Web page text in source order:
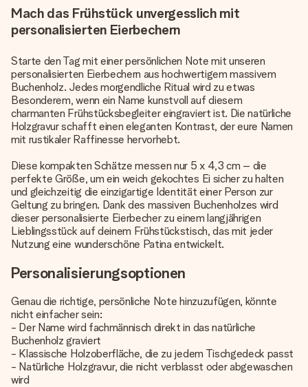
Mach das Frühstück unvergesslich mit
personalisierten Eierbechern
Starte den Tag mit einer persönlichen Note mit unseren
personalisierten Eierbechern aus hochwertigem massivem
Buchenholz. Jedes morgendliche Ritual wird zu etwas
Besonderem, wenn ein Name kunstvoll auf diesem
charmanten Frühstücksbegleiter eingraviert ist. Die natürliche
Holzgravur schafft einen eleganten Kontrast, der eure Namen
mit rustikaler Raffinesse hervorhebt.
Diese kompakten Schätze messen nur 5 x 4,3 cm – die
perfekte Größe, um ein weich gekochtes Ei sicher zu halten
und gleichzeitig die einzigartige Identität einer Person zur
Geltung zu bringen. Dank des massiven Buchenholzes wird
dieser personalisierte Eierbecher zu einem langjährigen
Lieblingsstück auf deinem Frühstückstisch, das mit jeder
Nutzung eine wunderschöne Patina entwickelt.
Personalisierungsoptionen
Genau die richtige, persönliche Note hinzuzufügen, könnte
nicht einfacher sein:
- Der Name wird fachmännisch direkt in das natürliche
Buchenholz graviert
- Klassische Holzoberfläche, die zu jedem Tischgedeck passt
- Natürliche Holzgravur, die nicht verblasst oder abgewaschen
wird